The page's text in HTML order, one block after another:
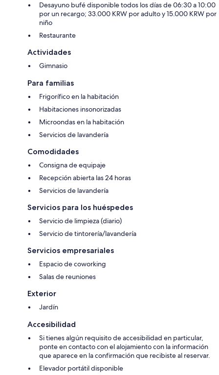
Desayuno bufé disponible todos los días de 06:30 a 10:00
por un recargo; 33.000 KRW por adulto y 15.000 KRW por
niño
Restaurante
Actividades
Gimnasio
Para familias
Frigorífico en la habitación
Habitaciones insonorizadas
Microondas en la habitación
Servicios de lavandería
Comodidades
Consigna de equipaje
Recepción abierta las 24 horas
Servicios de lavandería
Servicios para los huéspedes
Servicio de limpieza (diario)
Servicio de tintorería/lavandería
Servicios empresariales
Espacio de coworking
Salas de reuniones
Exterior
Jardín
Accesibilidad
Si tienes algún requisito de accesibilidad en particular,
ponte en contacto con el alojamiento con la información
que aparece en la confirmación que recibiste al reservar.
Elevador portátil disponible